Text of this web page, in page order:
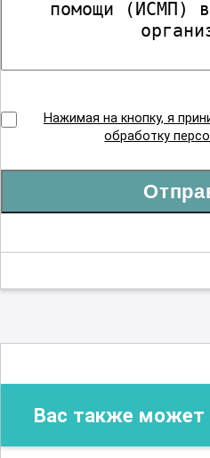
Детская
Нажимая на кнопку, я
обработку
Вас также может